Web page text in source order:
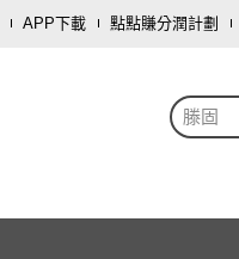
APP下載 點點賺分潤計劃
滕固